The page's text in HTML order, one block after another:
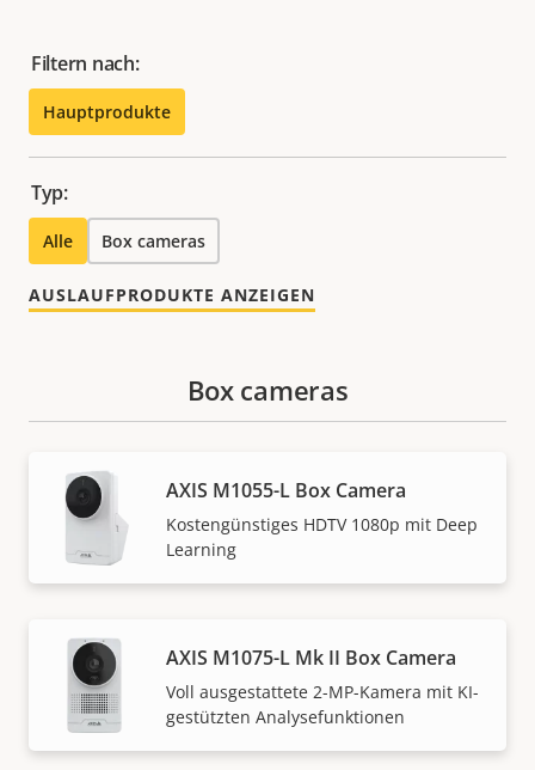
Filtern nach:
Hauptprodukte
Typ:
Alle Box cameras
AUSLAUFPRODUKTE ANZEIGEN
Box cameras
AXIS M1055-L Box Camera
Kostengünstiges HDTV 1080p mit Deep
Learning
AXIS M1075-L Mk II Box Camera
Voll ausgestattete 2-MP-Kamera mit KI-
gestützten Analysefunktionen